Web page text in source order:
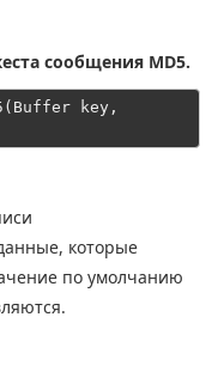
сообщения MD5.
key,
которые
по умолчанию